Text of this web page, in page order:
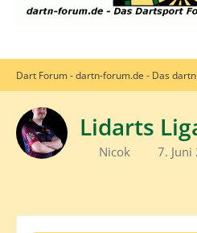
Dart Forum - dartn-forum.de - Das
Lidarts
Nicok 7.